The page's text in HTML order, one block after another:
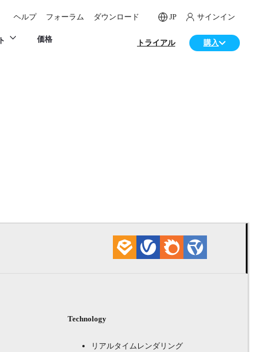
ヘルプ フォーラム ダウンロード JP サインイン
価格 トライアル 購入
Technology
リアルタイムレンダリング